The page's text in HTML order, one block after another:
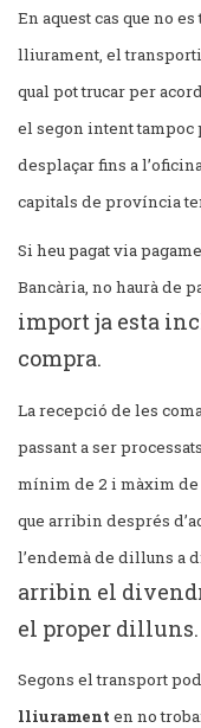
En aquest cas que no
lliurament, el
qual pot trucar per
el segon intent tampoc
desplaçar fins a
capitals de província
Si heu pagat via
Bancària, no haurà de
import ja esta
compra.
La recepció de les
passant a ser
mínim de 2 i màxim de
que arribin després
l’endemà de dilluns a
arribin el
el proper dilluns.
Segons el transport
lliurament en no